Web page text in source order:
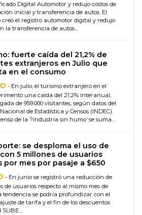
Digital Automotor y redujo costos de
inicial y transferencia de autos. El
creó el registro automotor digital y redujo
la transferencia de autos...
fuerte caída del 21,2% de
extranjeros en Julio que
en el consumo
- En julio, el turismo extranjero en el
una caída del 21,2% interanual,
de 959.000 visitantes, según datos del
de Estadística y Censos (INDEC).
de la ?industria sin humo’ se suma...
se desploma el uso de
5 millones de usuarios
por mes por pasaje a $650
- En junio se registró una reducción de
de usuarios respecto al mismo mes de
tendencia se podría profundizar con el
de tarifa y el fin de los descuentos